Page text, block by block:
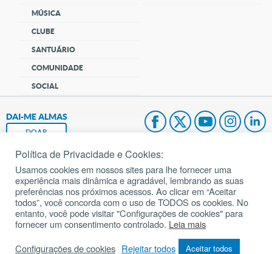
MÚSICA
CLUBE
SANTUÁRIO
COMUNIDADE
SOCIAL
DAI-ME ALMAS
DOAR
Fundação João Paulo II
Pedido de Oração
Mapa do site
Política de Privacidade e Cookies:
Usamos cookies em nossos sites para lhe fornecer uma
experiência mais dinâmica e agradável, lembrando as suas
preferências nos próximos acessos. Ao clicar em “Aceitar
todos”, você concorda com o uso de TODOS os cookies. No
entanto, você pode visitar "Configurações de cookies" para
fornecer um consentimento controlado. Leia mais
Configurações de cookies Rejeitar todos Aceitar todos